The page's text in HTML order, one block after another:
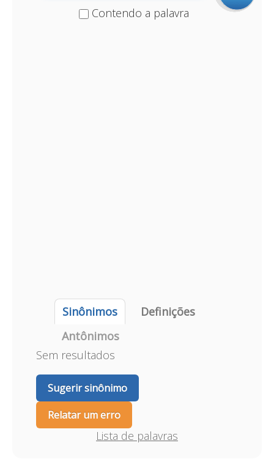
Contendo a palavra
Sinônimos
Definições
Antônimos
Sem resultados
Sugerir sinônimo
Relatar um erro
Lista de palavras